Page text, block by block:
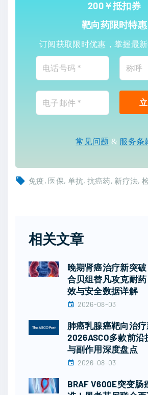
200￥抵扣券
靶向药限时特惠
订阅获取限时优惠，掌握最新
常见问题 & 服务条
免疫 医保 单抗 抗癌药 新疗法
相关文章
晚期肾癌治疗新突破
合贝组替凡攻克耐
效与安全数据详解
2026-08-03
肺癌乳腺癌靶向治疗
2026ASCO多款前
与副作用深度盘点
2026-08-03
BRAF V600E突变肠